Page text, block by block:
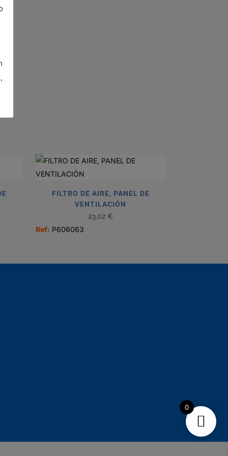
FILTRO DE AIRE, PANEL DE
VENTILACIÓN
23,02 €
Ref: P606063
0